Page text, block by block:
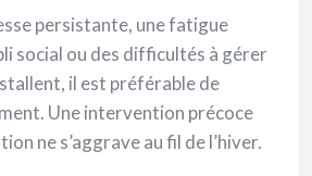
persistante, une fatigue
social ou des difficultés à gérer
il est préférable de
Une intervention précoce
ne s’aggrave au fil de l’hiver.